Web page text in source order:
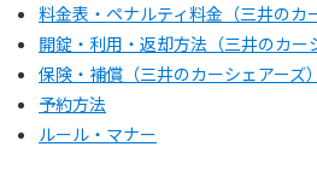
料金表・ペナルティ料金（三井のカ
開錠・利用・返却方法（三井のカー
保険・補償（三井のカーシェアーズ）
予約方法
ルール・マナー